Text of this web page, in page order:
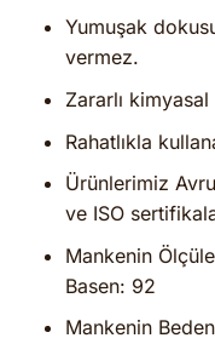
Yumuşak
vermez.
Zararlı
Rahatlıkla
Ürünlerimiz
ve ISO
Mankenin
Basen: 92
Mankenin